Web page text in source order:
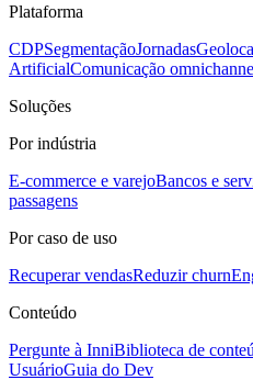
Plataforma
CDPSegmentaçãoJornadas
ArtificialComunicação
Soluções
Por indústria
E-commerce e varejoBancos e
passagens
Por caso de uso
Recuperar vendasReduzir churn
Conteúdo
Pergunte à InniBiblioteca de
UsuárioGuia do Dev